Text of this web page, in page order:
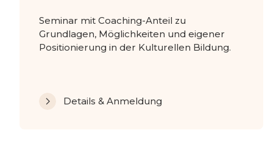
Seminar mit Coaching-Anteil zu
Grundlagen, Möglichkeiten und eigener
Positionierung in der Kulturellen Bildung.
Details & Anmeldung